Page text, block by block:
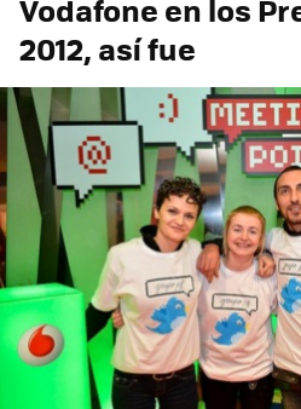
Vodafone en los
2012, así fue